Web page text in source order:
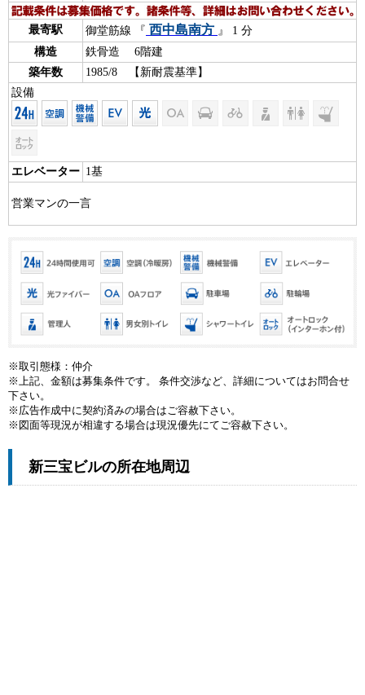
最寄駅 御堂筋線 『 西中島南方 』 1 分
構造
鉄骨造 6階建
築年数
1985/8 【新耐震基準】
設備
エレベーター 1基
営業マンの一言
※取引態様：仲介
※上記、金額は募集条件です。 条件交渉など、詳細についてはお問合せ
下さい。
※広告作成中に契約済みの場合はご容赦下さい。
※図面等現況が相違する場合は現況優先にてご容赦下さい。
新三宝ビルの所在地周辺